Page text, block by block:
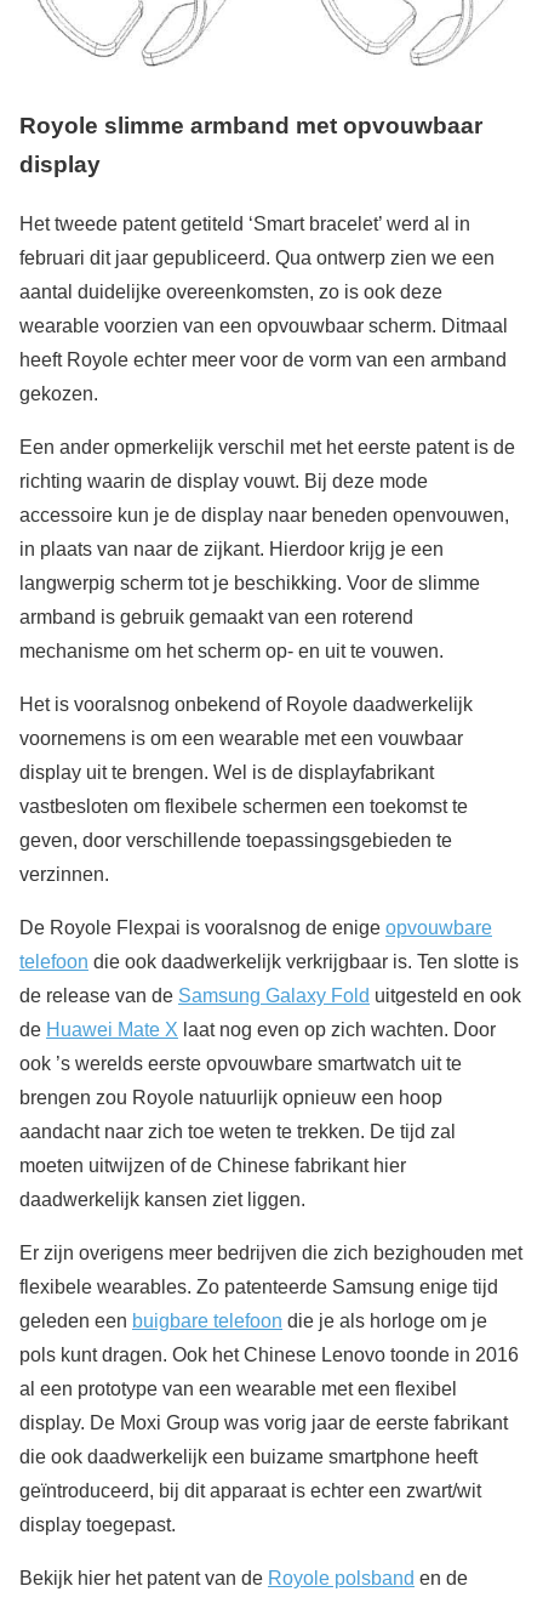
Royole slimme armband met opvouwbaar
display
Het tweede patent getiteld ‘Smart bracelet’ werd al in
februari dit jaar gepubliceerd. Qua ontwerp zien we een
aantal duidelijke overeenkomsten, zo is ook deze
wearable voorzien van een opvouwbaar scherm. Ditmaal
heeft Royole echter meer voor de vorm van een armband
gekozen.
Een ander opmerkelijk verschil met het eerste patent is de
richting waarin de display vouwt. Bij deze mode
accessoire kun je de display naar beneden openvouwen,
in plaats van naar de zijkant. Hierdoor krijg je een
langwerpig scherm tot je beschikking. Voor de slimme
armband is gebruik gemaakt van een roterend
mechanisme om het scherm op- en uit te vouwen.
Het is vooralsnog onbekend of Royole daadwerkelijk
voornemens is om een wearable met een vouwbaar
display uit te brengen. Wel is de displayfabrikant
vastbesloten om flexibele schermen een toekomst te
geven, door verschillende toepassingsgebieden te
verzinnen.
De Royole Flexpai is vooralsnog de enige opvouwbare
telefoon die ook daadwerkelijk verkrijgbaar is. Ten slotte is
de release van de Samsung Galaxy Fold uitgesteld en ook
de Huawei Mate X laat nog even op zich wachten. Door
ook ’s werelds eerste opvouwbare smartwatch uit te
brengen zou Royole natuurlijk opnieuw een hoop
aandacht naar zich toe weten te trekken. De tijd zal
moeten uitwijzen of de Chinese fabrikant hier
daadwerkelijk kansen ziet liggen.
Er zijn overigens meer bedrijven die zich bezighouden met
flexibele wearables. Zo patenteerde Samsung enige tijd
geleden een buigbare telefoon die je als horloge om je
pols kunt dragen. Ook het Chinese Lenovo toonde in 2016
al een prototype van een wearable met een flexibel
display. De Moxi Group was vorig jaar de eerste fabrikant
die ook daadwerkelijk een buizame smartphone heeft
geïntroduceerd, bij dit apparaat is echter een zwart/wit
display toegepast.
Bekijk hier het patent van de Royole polsband en de